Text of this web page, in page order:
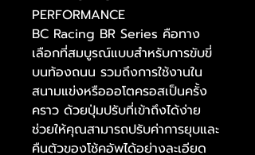
PERFORMANCE
BC Racing BR Series คือทาง
เลือกที่สมบูรณ์แบบสำหรับการขับขี่
บนท้องถนน รวมถึงการใช้งานใน
สนามแข่งหรือออโตครอสเป็นครั้ง
คราว ด้วยปุ่มปรับที่เข้าถึงได้ง่าย
ช่วยให้คุณสามารถปรับค่าการยุบและ
คืนตัวของโช้คอัพได้อย่างละเอียด